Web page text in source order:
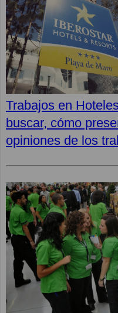
Trabajos en
buscar, cómo
opiniones de los